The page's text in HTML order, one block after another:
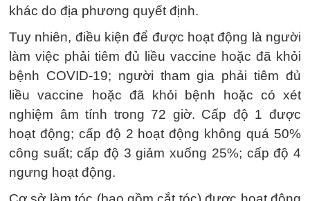
khác do địa phương quyết định.
Tuy nhiên, điều kiện để được hoạt động là người
làm việc phải tiêm đủ liều vaccine hoặc đã khỏi
bệnh COVID-19; người tham gia phải tiêm đủ
liều vaccine hoặc đã khỏi bệnh hoặc có xét
nghiệm âm tính trong 72 giờ. Cấp độ 1 được
hoạt động; cấp độ 2 hoạt động không quá 50%
công suất; cấp độ 3 giảm xuống 25%; cấp độ 4
ngưng hoạt động.